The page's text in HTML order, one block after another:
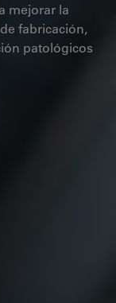
mejorar la
fabricación,
patológicos